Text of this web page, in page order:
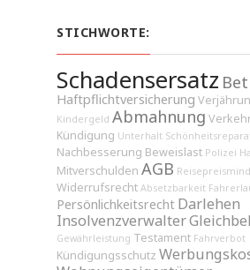
STICHWORTE:
Schadensersatz
Haftpflichtversicherung
Kindergeld Abmahnung
Kündigung Unterhalt
Nachbesserung Beweislast Polizei
Mitverschulden AGB
Widerrufsrecht Absetzbarkeit
Persönlichkeitsrecht Darlehen
Insolvenzverwalter
Gewährleistung Testament Fahrverbot
Kündigungsschutz